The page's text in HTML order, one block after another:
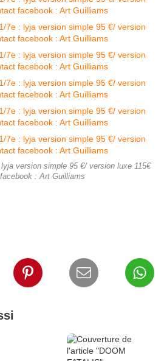
version simple 95 €/ version luxe 115€
: Art Guilliams